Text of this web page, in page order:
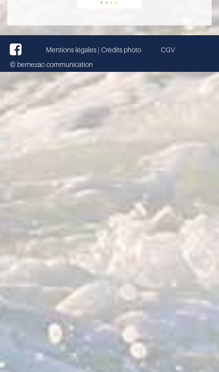
Mentions légales | Crédits photo
CGV
© bernezac-communication